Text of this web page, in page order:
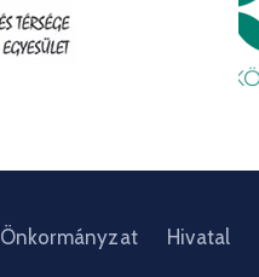
Önkormányzat Hivatal